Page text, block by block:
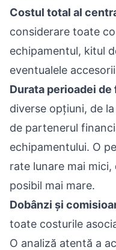
Costul total al
considerare toate
echipamentul, kitul
eventualele
Durata perioadei de
diverse opțiuni, de
de partenerul
echipamentului. O
rate lunare mai
posibil mai mare.
Dobânzi și
toate costurile
O analiză atentă a